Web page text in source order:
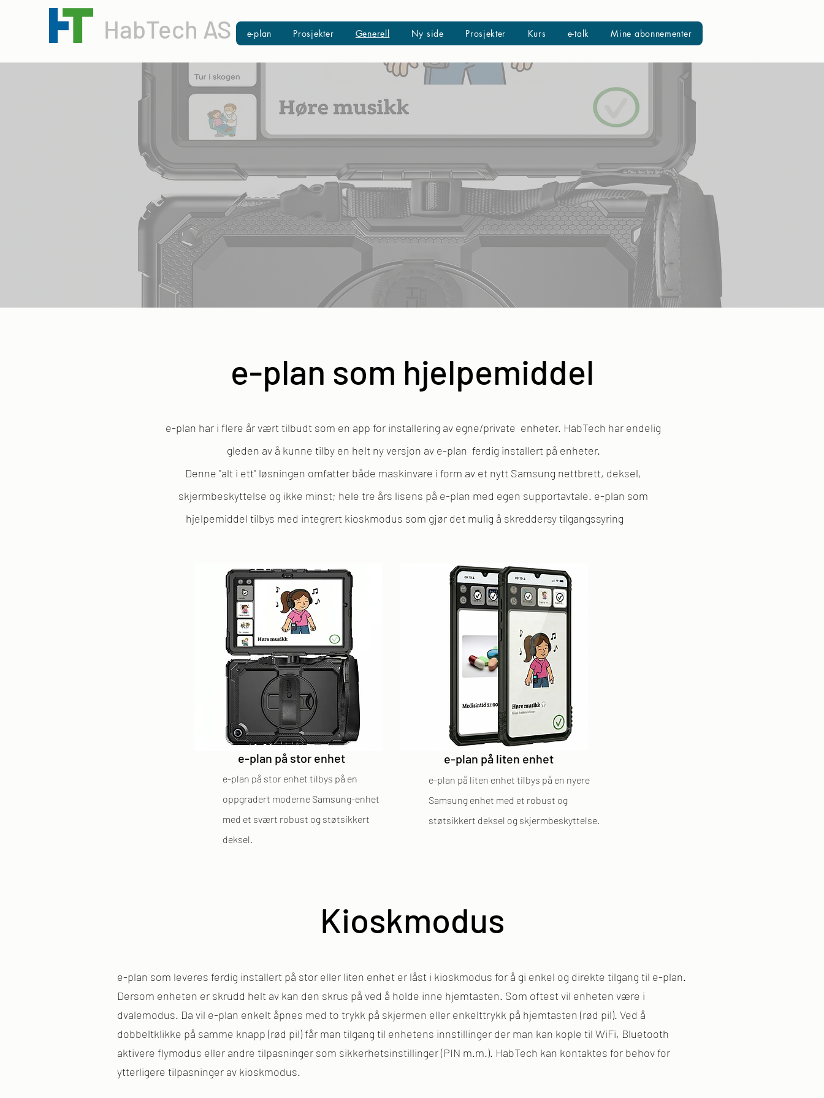
HabTech AS e-plan Prosjekter Generell Ny side Prosjekter Kurs e-talk Mine abonnementer
e-plan som hjelpemiddel
e-plan har i flere år vært tilbudt som en app for installering av egne/private enheter. HabTech har endelig
gleden av å kunne tilby en helt ny versjon av e-plan ferdig installert på enheter.
Denne "alt i ett" løsningen omfatter både maskinvare i form av et nytt Samsung nettbrett, deksel,
skjermbeskyttelse og ikke minst; hele tre års lisens på e-plan med egen supportavtale. e-plan som
hjelpemiddel tilbys med integrert kioskmodus som gjør det mulig å skreddersy tilgangssyring
e-plan på stor enhet
e-plan på stor enhet tilbys på en
oppgradert moderne Samsung-enhet
med et svært robust og støtsikkert
deksel.
e-plan på liten enhet
e-plan på liten enhet tilbys på en nyere
Samsung enhet med et robust og
støtsikkert deksel og skjermbeskyttelse.
Kioskmodus
e-plan som leveres ferdig installert på stor eller liten enhet er låst i kioskmodus for å gi enkel og direkte tilgang til e-plan.
Dersom enheten er skrudd helt av kan den skrus på ved å holde inne hjemtasten. Som oftest vil enheten være i
dvalemodus. Da vil e-plan enkelt åpnes med to trykk på skjermen eller enkelttrykk på hjemtasten (rød pil). Ved å
dobbeltklikke på samme knapp (rød pil) får man tilgang til enhetens innstillinger der man kan kople til WiFi, Bluetooth
aktivere flymodus eller andre tilpasninger som sikkerhetsinstillinger (PIN m.m.). HabTech kan kontaktes for behov for
ytterligere tilpasninger av kioskmodus.